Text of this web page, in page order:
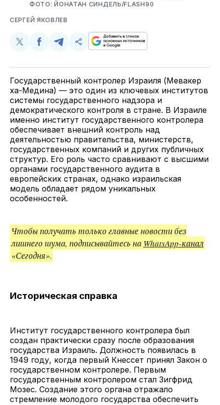
ФОТО: ЙОНАТАН СИНДЕЛЬ/FLASH90
СЕРГЕЙ ЯКОВЛЕВ
Поделиться
Twitter
Поделиться
Facebook
Поделиться
Telegram
Скопируйте
поделитесь
ссылкой
Государственный контролер Израиля (Мевакер
ха-Медина) — это один из ключевых институтов
системы государственного надзора и
демократического контроля в стране. В Израиле
именно институт государственного контролера
обеспечивает внешний контроль над
деятельностью правительства, министерств,
государственных компаний и других публичных
структур. Его роль часто сравнивают с высшими
органами государственного аудита в
европейских странах, однако израильская
модель обладает рядом уникальных
особенностей.
Чтобы получать только главные новости без
лишнего шума, подписывайтесь на WhatsApp-канал
«Сегодня».
Историческая справка
Институт государственного контролера был
создан практически сразу после образования
государства Израиль. Должность появилась в
1949 году, когда первый Кнессет принял Закон о
государственном контролере. Первым
государственным контролером стал Зигфрид
Мозес. Создание этого органа отражало
стремление молодого государства обеспечить